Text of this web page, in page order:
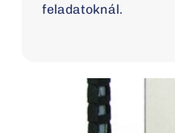
feladatoknál.